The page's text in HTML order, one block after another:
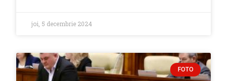
joi, 5 decembrie 2024
FOTO